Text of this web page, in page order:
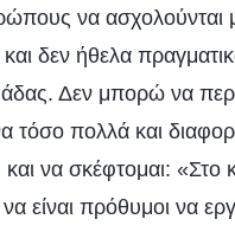
να ασχολούνται
δεν ήθελα
Δεν μπορώ να
τόσο πολλά και
να σκέφτομαι: «Στο
είναι πρόθυμοι να